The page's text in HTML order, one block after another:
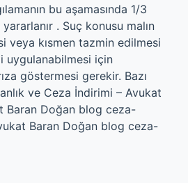
bu aşamasında 1/3
. Suç konusu malın
veya kısmen tazmin edilmesi
uygulanabilmesi için
göstermesi gerekir. Bazı
ve Ceza İndirimi – Avukat
Baran Doğan blog ceza-
Baran Doğan blog ceza-